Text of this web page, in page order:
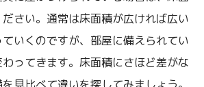
さい。通常は床面積が広ければ広い
いくのですが、部屋に備えられてい
ってきます。床面積にさほど差がな